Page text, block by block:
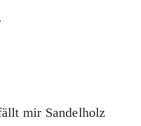
mir Sandelholz